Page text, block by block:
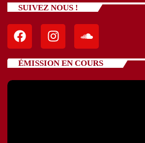
SUIVEZ NOUS !
ÉMISSION EN COURS